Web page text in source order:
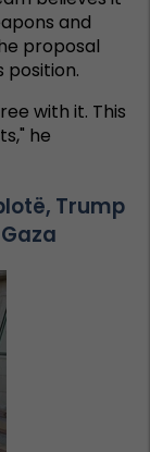
and
proposal
position.
with it. This
he
Trump